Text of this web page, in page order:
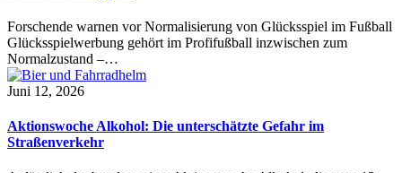
Forschende warnen vor Normalisierung von Glücksspiel im Fußball
Glücksspielwerbung gehört im Profifußball inzwischen zum
Normalzustand –…
Juni 12, 2026
Aktionswoche Alkohol: Die unterschätzte Gefahr im
Straßenverkehr